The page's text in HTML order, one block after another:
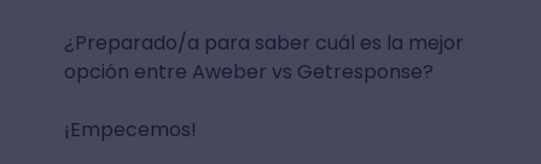
¿Preparado/a para saber cuál es la mejor
opción entre Aweber vs Getresponse?
¡Empecemos!